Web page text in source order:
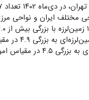
مختلف ایران و نواحی
کشور توسط مرکز لرزه‌نگاری کشوری به
درونی زمین در تاریخ ۲۹ دی در حوالی مرز ایران و کشور